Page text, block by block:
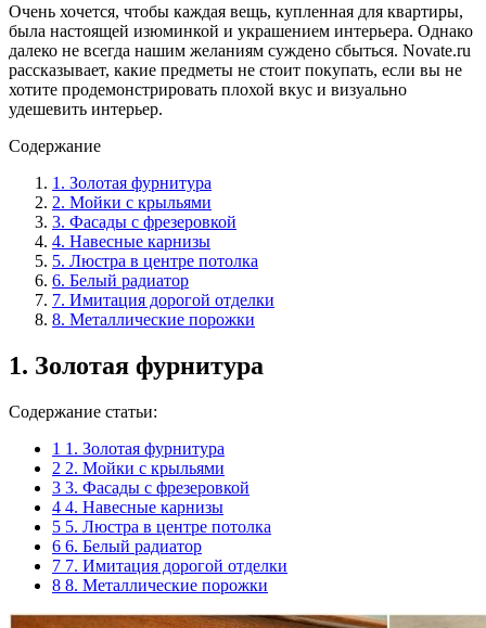
Очень хочется, чтобы каждая вещь, купленная для квартиры,
была настоящей изюминкой и украшением интерьера. Однако
далеко не всегда нашим желаниям суждено сбыться. Novate.ru
рассказывает, какие предметы не стоит покупать, если вы не
хотите продемонстрировать плохой вкус и визуально
удешевить интерьер.
Содержание
1. Золотая фурнитура
2. Мойки с крыльями
3. Фасады с фрезеровкой
4. Навесные карнизы
5. Люстра в центре потолка
6. Белый радиатор
7. Имитация дорогой отделки
8. Металлические порожки
1. Золотая фурнитура
Содержание статьи:
1 1. Золотая фурнитура
2 2. Мойки с крыльями
3 3. Фасады с фрезеровкой
4 4. Навесные карнизы
5 5. Люстра в центре потолка
6 6. Белый радиатор
7 7. Имитация дорогой отделки
8 8. Металлические порожки